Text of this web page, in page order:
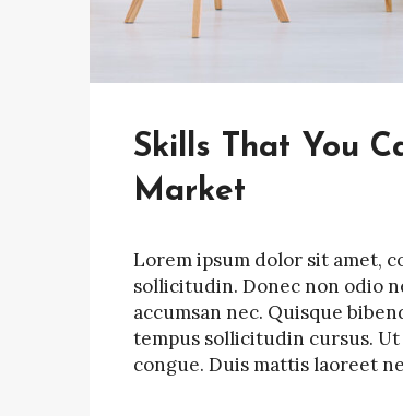
Skills That You
Market
Lorem ipsum dolor sit amet,
sollicitudin. Donec non odio
accumsan nec. Quisque
tempus sollicitudin cursus.
congue. Duis mattis laoreet